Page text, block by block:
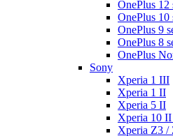
OnePlus 12
OnePlus 10
OnePlus 9
OnePlus 8
OnePlus
Sony
Xperia 1 III
Xperia 1 II
Xperia 5 II
Xperia 10
Xperia Z3 /